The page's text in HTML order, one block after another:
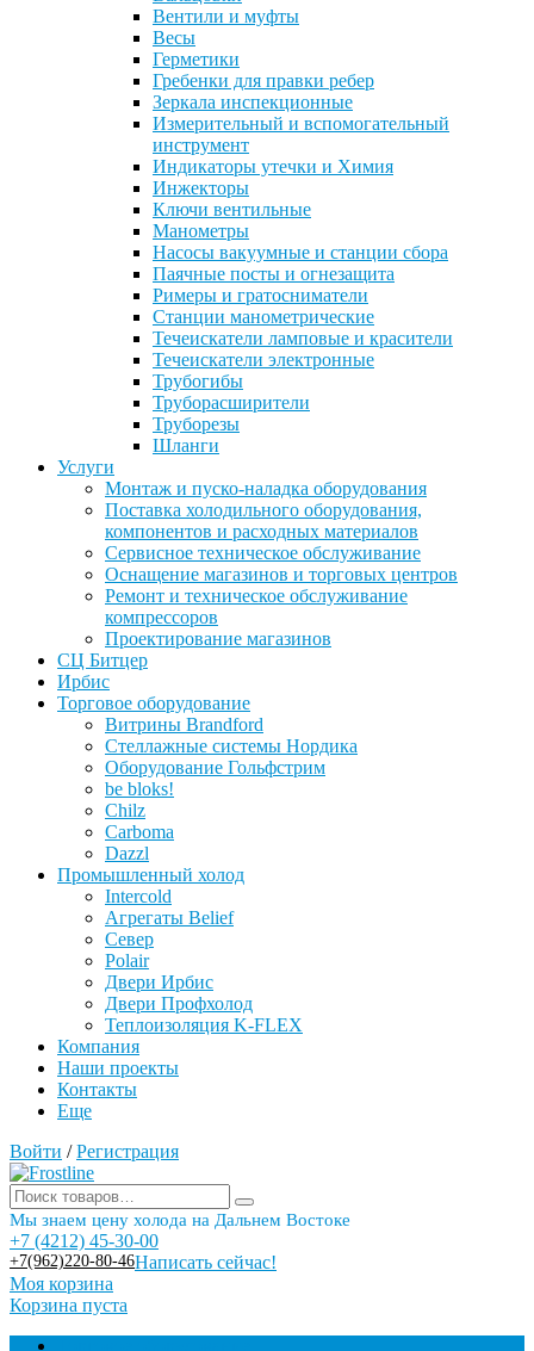
Вентили и муфты
Весы
Герметики
Гребенки для правки ребер
Зеркала инспекционные
Измерительный и вспомогательный
инструмент
Индикаторы утечки и Химия
Инжекторы
Ключи вентильные
Манометры
Насосы вакуумные и станции сбора
Паячные посты и огнезащита
Римеры и гратосниматели
Станции манометрические
Течеискатели ламповые и красители
Течеискатели электронные
Трубогибы
Труборасширители
Труборезы
Шланги
Услуги
Монтаж и пуско-наладка оборудования
Поставка холодильного оборудования,
компонентов и расходных материалов
Сервисное техническое обслуживание
Оснащение магазинов и торговых центров
Ремонт и техническое обслуживание
компрессоров
Проектирование магазинов
СЦ Битцер
Ирбис
Торговое оборудование
Витрины Brandford
Стеллажные системы Нордика
Оборудование Гольфстрим
be bloks!
Chilz
Carboma
Dazzl
Промышленный холод
Intercold
Агрегаты Belief
Север
Polair
Двери Ирбис
Двери Профхолод
Теплоизоляция K-FLEX
Компания
Наши проекты
Контакты
Еще
Войти / Регистрация
Мы знаем цену холода на Дальнем Востоке
+7 (4212) 45-30-00
+7(962)220-80-46Написать сейчас!
Моя корзина
Корзина пуста